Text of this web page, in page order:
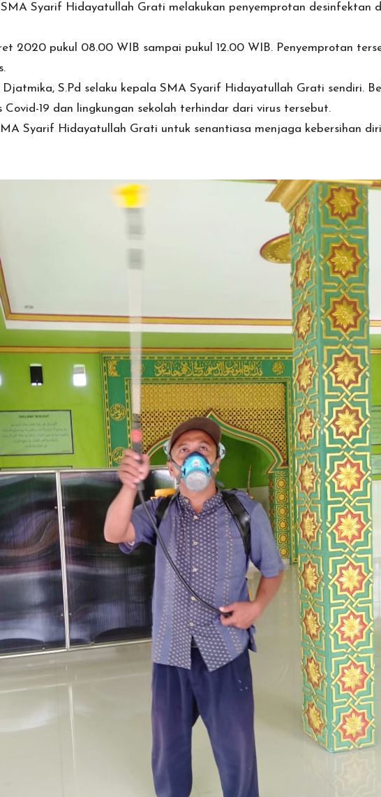
SMA Syarif Hidayatullah Grati melakukan penyemprotan desinfektan
2020 pukul 08.00 WIB sampai pukul 12.00 WIB. Penyemprotan
S.Pd selaku kepala SMA Syarif Hidayatullah Grati sendiri.
19 dan lingkungan sekolah terhindar dari virus tersebut.
Syarif Hidayatullah Grati untuk senantiasa menjaga kebersihan